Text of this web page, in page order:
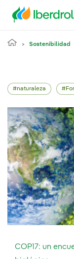
Sostenibilidad
naturaleza
COP17: un